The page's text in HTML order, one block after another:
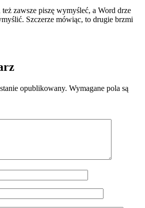
zawsze piszę wymyśleć, a Word drze
Szczerze mówiąc, to drugie brzmi
opublikowany. Wymagane pola są